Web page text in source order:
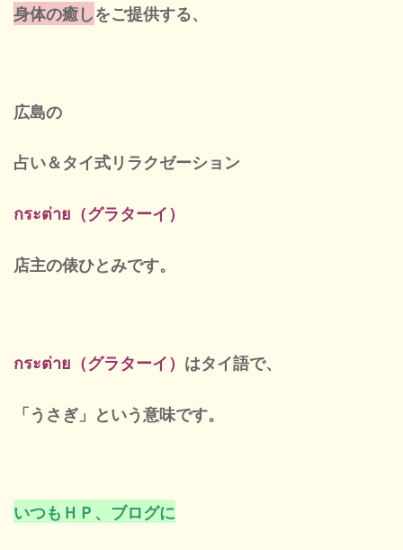
身体の癒しをご提供する、
広島の
占い＆タイ式リラクゼーション
กระต่าย（グラターイ）
店主の俵ひとみです。
กระต่าย（グラターイ） はタイ語で、
「うさぎ」という意味です。
いつもＨＰ、ブログに